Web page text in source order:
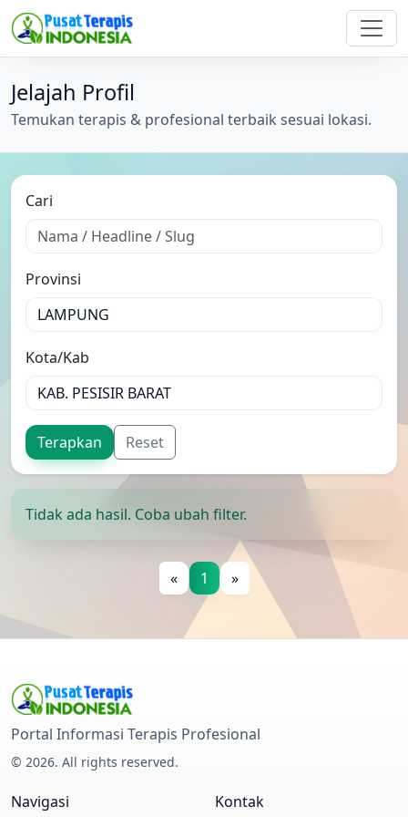
Jelajah Profil
Temukan terapis & profesional terbaik sesuai lokasi.
Cari
Provinsi
Kota/Kab
Terapkan Reset
Tidak ada hasil. Coba ubah filter.
« 1 »
Direktori Terapis Indonesia
Portal Informasi Terapis Profesional
© 2026. All rights reserved.
Navigasi Kontak